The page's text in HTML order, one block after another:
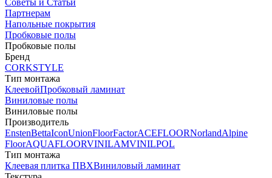
Советы и Статьи
Партнерам
Напольные покрытия
Пробковые полы
Пробковые полы
Бренд
CORKSTYLE
Тип монтажа
КлеевойПробковый ламинат
Виниловые полы
Виниловые полы
Производитель
EnstenBettaIconUnionFloorFactorACEFLOORNorlandAlpine
FloorAQUAFLOORVINILAMVINILPOL
Тип монтажа
Клеевая плитка ПВХВиниловый ламинат